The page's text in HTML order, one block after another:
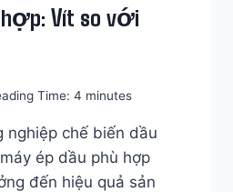
Vít so với
Time: 4 minutes
nghiệp chế biến dầu
ép dầu phù hợp
đến hiệu quả sản